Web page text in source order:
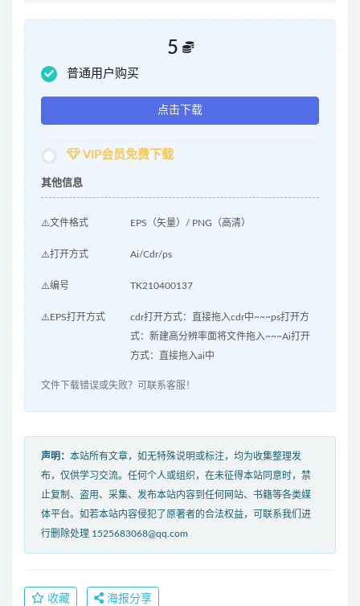
5
普通用户购买
点击下载
VIP会员免费下载
其他信息
⚠️文件格式 EPS（矢量）/ PNG（高清）
⚠️打开方式 Ai/Cdr/ps
⚠️编号 TK210400137
⚠️EPS打开方式
cdr打开方式：直接拖入cdr中~~~ps打开方
式：新建高分辨率面将文件拖入~~~Ai打开
方式：直接拖入ai中
文件下载错误或失败？可联系客服！
声明： 本站所有文章，如无特殊说明或标注，均为收集整理发
布，仅供学习交流。任何个人或组织，在未征得本站同意时，禁
止复制、盗用、采集、发布本站内容到任何网站、书籍等各类媒
体平台。如若本站内容侵犯了原著者的合法权益，可联系我们进
行删除处理 1525683068@qq.com
收藏 海报分享